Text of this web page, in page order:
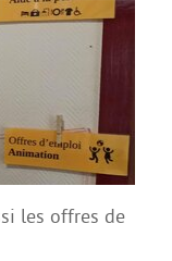
les offres de